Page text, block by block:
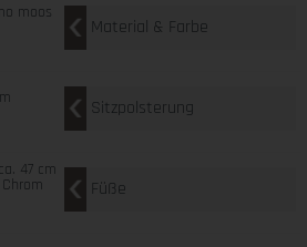
moos
Material & Farbe
Sitzpolsterung
47 cm
Füße